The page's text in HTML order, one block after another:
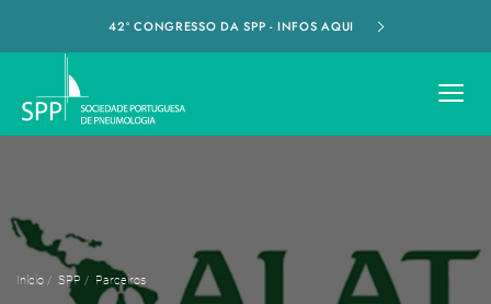
42º CONGRESSO DA SPP - INFOS AQUI
Início / SPP / Parceiros